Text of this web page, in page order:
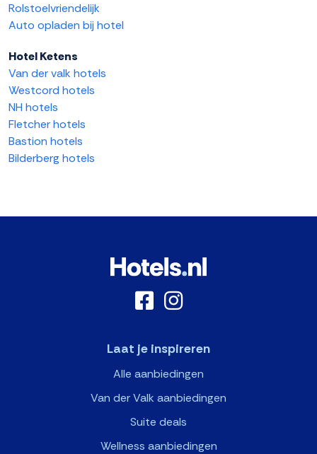
Rolstoelvriendelijk
Auto opladen bij hotel
Hotel Ketens
Van der valk hotels
Westcord hotels
NH hotels
Fletcher hotels
Bastion hotels
Bilderberg hotels
Laat je inspireren
Alle aanbiedingen
Van der Valk aanbiedingen
Suite deals
Wellness aanbiedingen